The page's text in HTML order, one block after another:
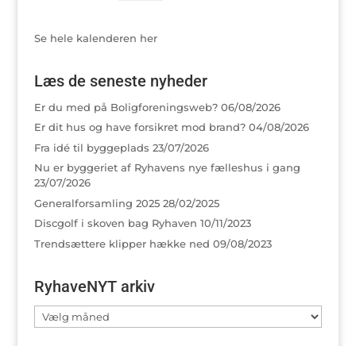
Se hele kalenderen her
Læs de seneste nyheder
Er du med på Boligforeningsweb? 06/08/2026
Er dit hus og have forsikret mod brand? 04/08/2026
Fra idé til byggeplads 23/07/2026
Nu er byggeriet af Ryhavens nye fælleshus i gang
23/07/2026
Generalforsamling 2025 28/02/2025
Discgolf i skoven bag Ryhaven 10/11/2023
Trendsættere klipper hække ned 09/08/2023
RyhaveNYT arkiv
RyhaveNYT
arkiv